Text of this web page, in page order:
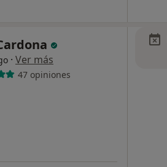
· Ver más
47 opiniones